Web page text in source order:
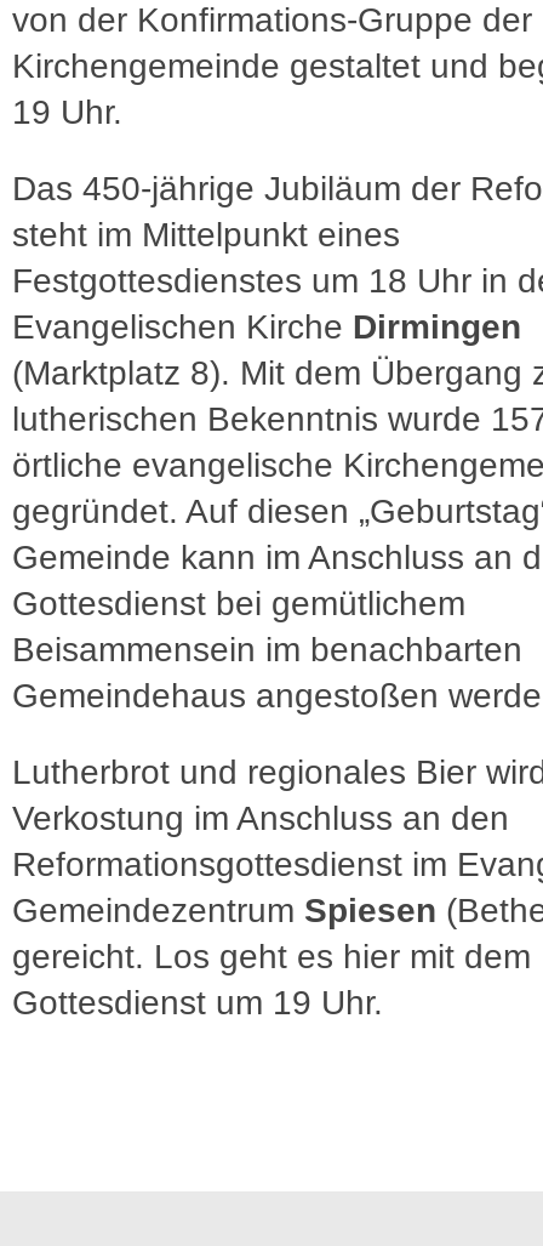
von der Konfirmations-Gruppe der
Kirchengemeinde gestaltet und
19 Uhr.
Das 450-jährige Jubiläum der
steht im Mittelpunkt eines
Festgottesdienstes um 18 Uhr in
Evangelischen Kirche Dirmingen
(Marktplatz 8). Mit dem Übergang
lutherischen Bekenntnis wurde
örtliche evangelische
gegründet. Auf diesen
Gemeinde kann im Anschluss an
Gottesdienst bei gemütlichem
Beisammensein im benachbarten
Gemeindehaus angestoßen
Lutherbrot und regionales Bier
Verkostung im Anschluss an den
Reformationsgottesdienst im
Gemeindezentrum Spiesen
gereicht. Los geht es hier mit dem
Gottesdienst um 19 Uhr.